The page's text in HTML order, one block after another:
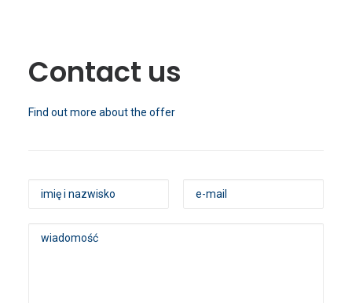
Contact us
Find out more about the offer